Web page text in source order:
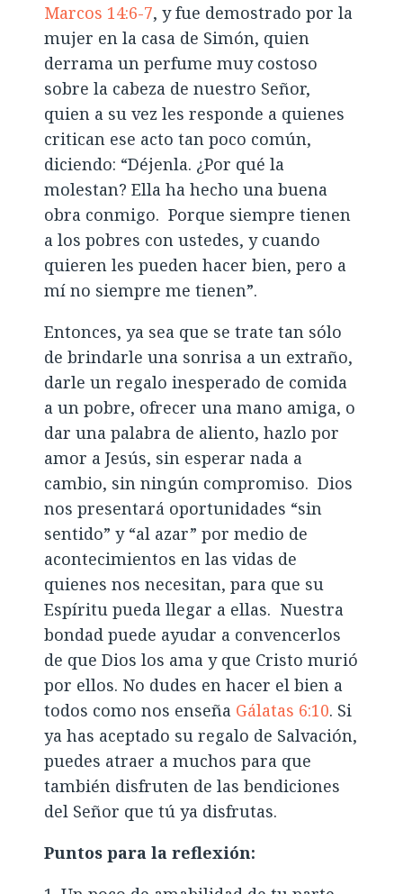
Marcos 14:6-7, y fue demostrado por la
mujer en la casa de Simón, quien
derrama un perfume muy costoso
sobre la cabeza de nuestro Señor,
quien a su vez les responde a quienes
critican ese acto tan poco común,
diciendo: “Déjenla. ¿Por qué la
molestan? Ella ha hecho una buena
obra conmigo. Porque siempre tienen
a los pobres con ustedes, y cuando
quieren les pueden hacer bien, pero a
mí no siempre me tienen”.
Entonces, ya sea que se trate tan sólo
de brindarle una sonrisa a un extraño,
darle un regalo inesperado de comida
a un pobre, ofrecer una mano amiga, o
dar una palabra de aliento, hazlo por
amor a Jesús, sin esperar nada a
cambio, sin ningún compromiso. Dios
nos presentará oportunidades “sin
sentido” y “al azar” por medio de
acontecimientos en las vidas de
quienes nos necesitan, para que su
Espíritu pueda llegar a ellas. Nuestra
bondad puede ayudar a convencerlos
de que Dios los ama y que Cristo murió
por ellos. No dudes en hacer el bien a
todos como nos enseña Gálatas 6:10. Si
ya has aceptado su regalo de Salvación,
puedes atraer a muchos para que
también disfruten de las bendiciones
del Señor que tú ya disfrutas.
Puntos para la reflexión: